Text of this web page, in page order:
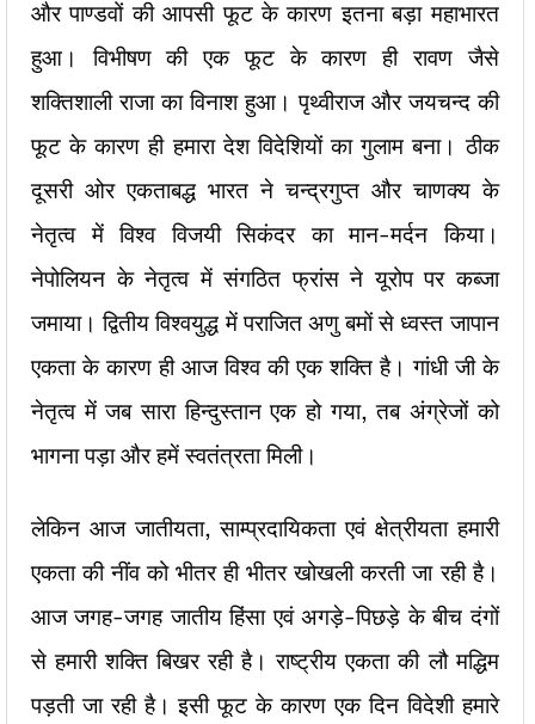
और पाण्डवों की आपसी फूट के कारण इतना बड़ा महाभारत
हुआ। विभीषण की एक फूट के कारण ही रावण जैसे
शक्तिशाली राजा का विनाश हुआ। पृथ्वीराज और जयचन्द की
फूट के कारण ही हमारा देश विदेशियों का गुलाम बना। ठीक
दूसरी ओर एकताबद्ध भारत ने चन्द्रगुप्त और चाणक्य के
नेतृत्व में विश्व विजयी सिकंदर का मान-मर्दन किया।
नेपोलियन के नेतृत्व में संगठित फ्रांस ने यूरोप पर कब्जा
जमाया। द्वितीय विश्वयुद्ध में पराजित अणु बमों से ध्वस्त जापान
एकता के कारण ही आज विश्व की एक शक्ति है। गांधी जी के
नेतृत्व में जब सारा हिन्दुस्तान एक हो गया, तब अंग्रेजों को
भागना पड़ा और हमें स्वतंत्रता मिली।
लेकिन आज जातीयता, साम्प्रदायिकता एवं क्षेत्रीयता हमारी
एकता की नींव को भीतर ही भीतर खोखली करती जा रही है।
आज जगह-जगह जातीय हिंसा एवं अगड़े-पिछड़े के बीच दंगों
से हमारी शक्ति बिखर रही है। राष्ट्रीय एकता की लौ मद्धिम
पड़ती जा रही है। इसी फूट के कारण एक दिन विदेशी हमारे